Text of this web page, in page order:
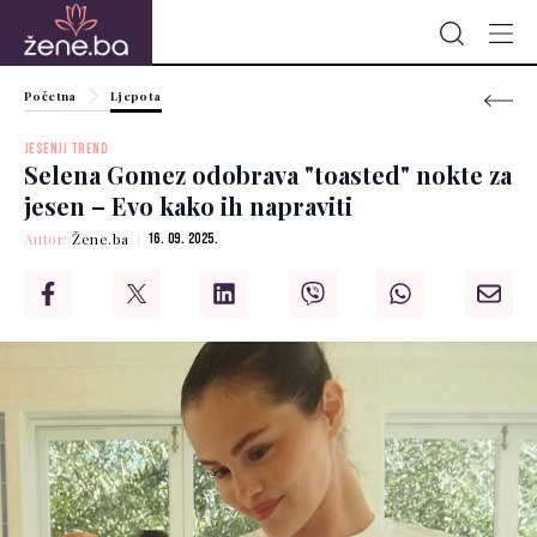
Početna Ljepota
JESENJI TREND
Selena Gomez odobrava "toasted" nokte za
jesen – Evo kako ih napraviti
Autor:Žene.ba 16. 09. 2025.